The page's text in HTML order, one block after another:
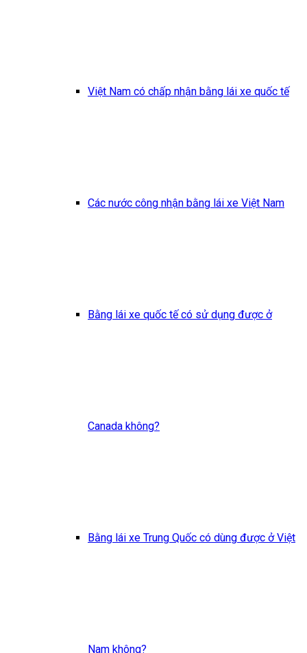
Việt Nam có chấp nhận bằng lái xe quốc tế
Các nước công nhận bằng lái xe Việt Nam
Bằng lái xe quốc tế có sử dụng được ở
Canada không?
Bằng lái xe Trung Quốc có dùng được ở Việt
Nam không?